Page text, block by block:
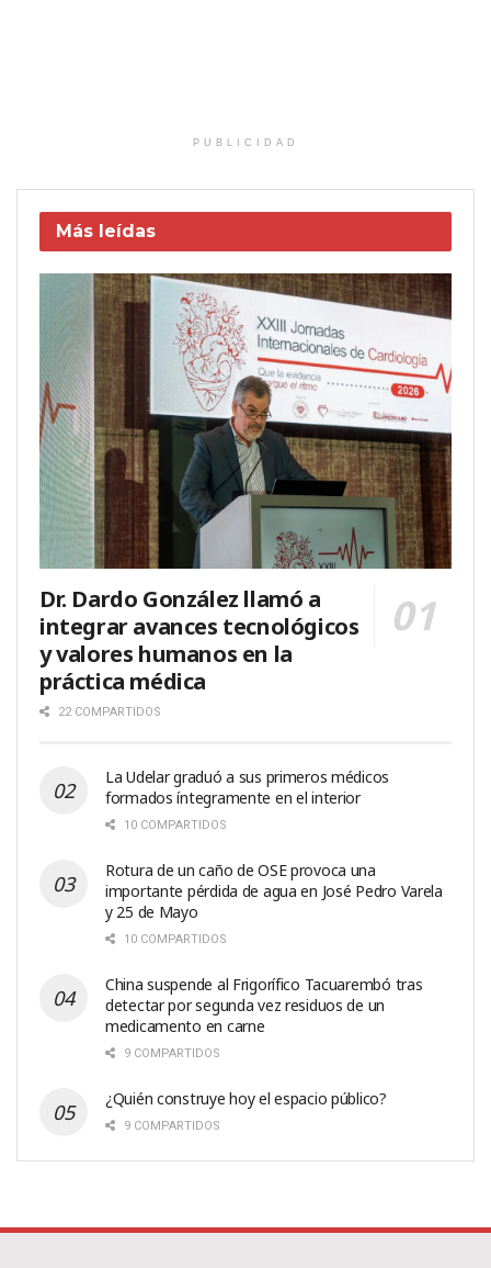
PUBLICIDAD
Más leídas
Dr. Dardo González llamó a
integrar avances tecnológicos
y valores humanos en la
práctica médica
22 COMPARTIDOS
La Udelar graduó a sus primeros médicos
formados íntegramente en el interior
10 COMPARTIDOS
Rotura de un caño de OSE provoca una
importante pérdida de agua en José Pedro Varela
y 25 de Mayo
10 COMPARTIDOS
China suspende al Frigorífico Tacuarembó tras
detectar por segunda vez residuos de un
medicamento en carne
9 COMPARTIDOS
¿Quién construye hoy el espacio público?
9 COMPARTIDOS